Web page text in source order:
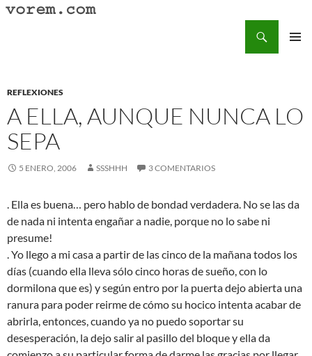
Saltar
REFLEXIONES
A ELLA, AUNQUE NUNCA LO
SEPA
5 ENERO, 2006 SSSHHH 3 COMENTARIOS
. Ella es buena… pero hablo de bondad verdadera. No se las da
de nada ni intenta engañar a nadie, porque no lo sabe ni
presume!
. Yo llego a mi casa a partir de las cinco de la mañana todos los
días (cuando ella lleva sólo cinco horas de sueño, con lo
dormilona que es) y según entro por la puerta dejo abierta una
ranura para poder reirme de cómo su hocico intenta acabar de
abrirla, entonces, cuando ya no puedo soportar su
desesperación, la dejo salir al pasillo del bloque y ella da